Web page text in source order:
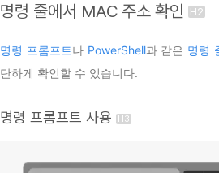
명령 줄에서 MAC 주소 확인
명령 프롬프트나 PowerShell과 같은 명령
단하게 확인할 수 있습니다.
명령 프롬프트 사용